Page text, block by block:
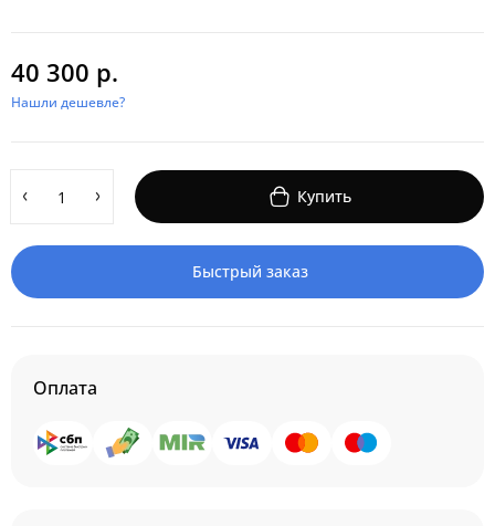
40 300 р.
Нашли дешевле?
Купить
Быстрый заказ
Оплата